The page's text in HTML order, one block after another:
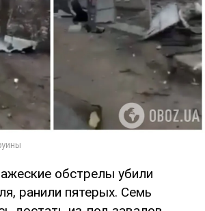
обстрелы убили
ранили пятерых. Семь